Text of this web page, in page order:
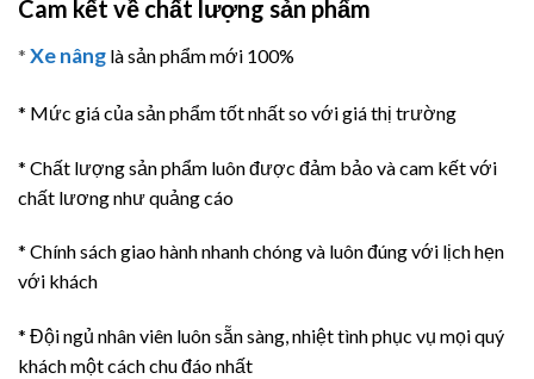
Cam kết về chất lượng sản phẩm
* Xe nâng là sản phẩm mới 100%
* Mức giá của sản phẩm tốt nhất so với giá thị trường
* Chất lượng sản phẩm luôn được đảm bảo và cam kết với
chất lương như quảng cáo
* Chính sách giao hành nhanh chóng và luôn đúng với lịch hẹn
với khách
* Đội ngủ nhân viên luôn sẵn sàng, nhiệt tình phục vụ mọi quý
khách một cách chu đáo nhất